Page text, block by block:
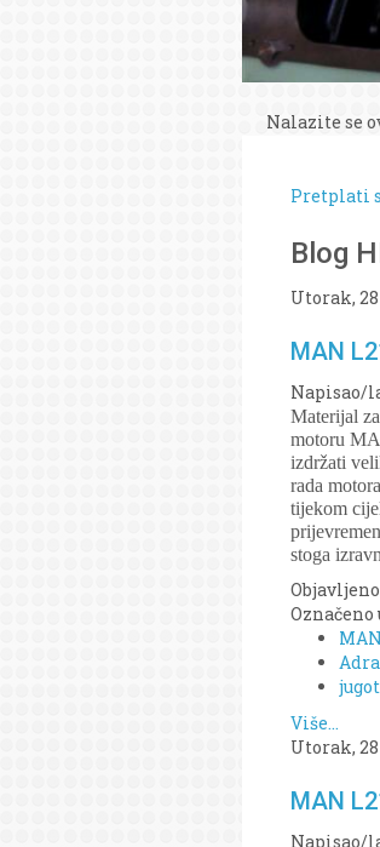
Nalazite se
Pretplati
Blog
Utorak, 28
MAN
Napisao/
Materijal
motoru
izdržati
rada
tijekom
stoga
Označeno
Više...
Utorak, 28
MAN
Napisao/